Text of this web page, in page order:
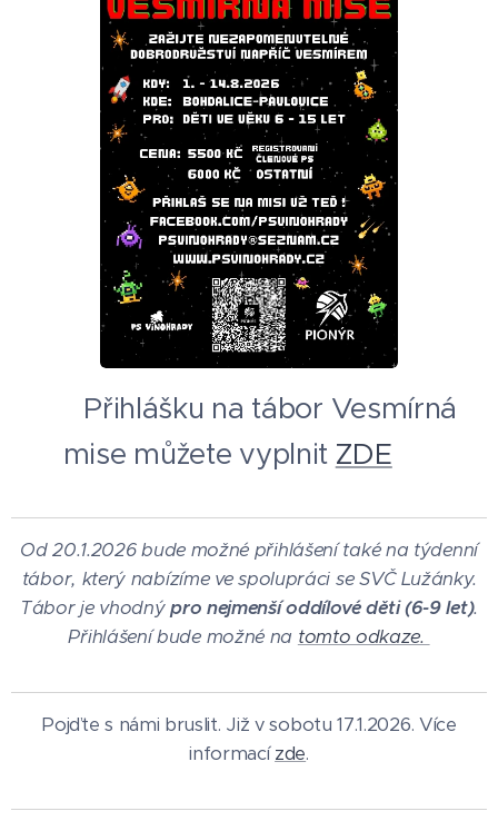
👉 Přihlášku na tábor Vesmírná
mise můžete vyplnit ZDE
Od 20.1.2026 bude možné přihlášení také na týdenní
tábor, který nabízíme ve spolupráci se SVČ Lužánky.
Tábor je vhodnýpro nejmenší oddílové děti (6-9 let).
Přihlášení bude možné na tomto odkaze.
Pojďte s námi bruslit. Již v sobotu 17.1.2026. Více
informacízde.